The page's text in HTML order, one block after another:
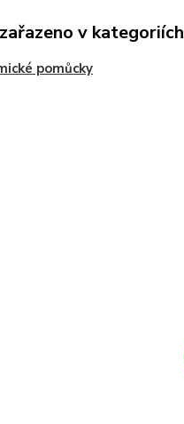
v kategoriích
pomůcky